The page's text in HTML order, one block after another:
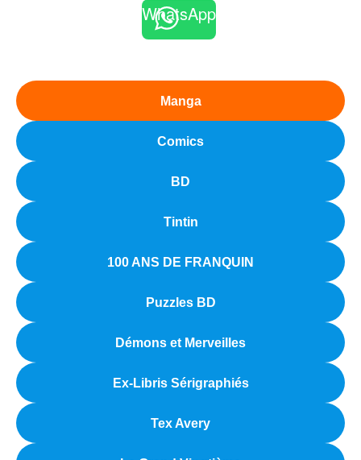
WhatsApp
Manga
Comics
BD
Tintin
100 ANS DE FRANQUIN
Puzzles BD
Démons et Merveilles
Ex-Libris Sérigraphiés
Tex Avery